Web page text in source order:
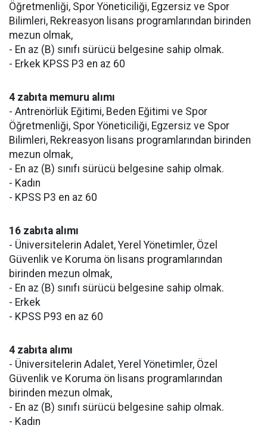
Öğretmenliği, Spor Yöneticiliği, Egzersiz ve Spor
Bilimleri, Rekreasyon lisans programlarından birinden
mezun olmak,
- En az (B) sınıfı sürücü belgesine sahip olmak.
- Erkek KPSS P3 en az 60
4 zabıta memuru alımı
- Antrenörlük Eğitimi, Beden Eğitimi ve Spor
Öğretmenliği, Spor Yöneticiliği, Egzersiz ve Spor
Bilimleri, Rekreasyon lisans programlarından birinden
mezun olmak,
- En az (B) sınıfı sürücü belgesine sahip olmak.
- Kadın
- KPSS P3 en az 60
16 zabıta alımı
- Üniversitelerin Adalet, Yerel Yönetimler, Özel
Güvenlik ve Koruma ön lisans programlarından
birinden mezun olmak,
- En az (B) sınıfı sürücü belgesine sahip olmak.
- Erkek
- KPSS P93 en az 60
4 zabıta alımı
- Üniversitelerin Adalet, Yerel Yönetimler, Özel
Güvenlik ve Koruma ön lisans programlarından
birinden mezun olmak,
- En az (B) sınıfı sürücü belgesine sahip olmak.
- Kadın